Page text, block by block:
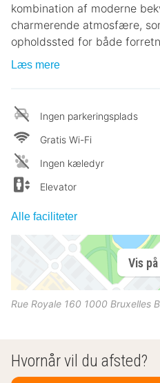
kombination af moderne
charmerende atmosfære,
opholdssted for både
Læs mere
Ingen parkeringsplads
Gratis Wi-Fi
Ingen kæledyr
Elevator
Alle faciliteter
Vis
Rue Royale 160 1000 Bruxelles
Hvornår vil du afsted?